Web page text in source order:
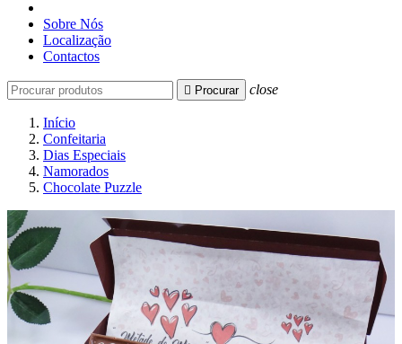
Sobre Nós
Localização
Contactos
 Procurar close
Início
Confeitaria
Dias Especiais
Namorados
Chocolate Puzzle